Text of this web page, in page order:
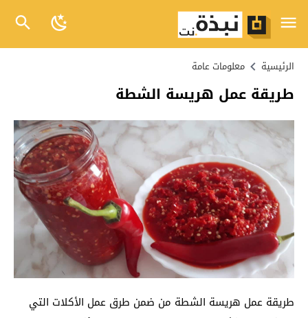
الرئيسية معلومات عامة
طريقة عمل هريسة الشطة
طريقة عمل هريسة الشطة من ضمن طرق عمل الأكلات التي